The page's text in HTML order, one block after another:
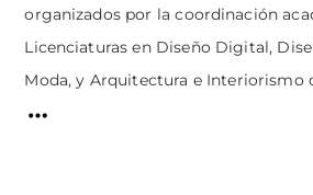
organizados por la coordinación
Licenciaturas en Diseño Digital,
Moda, y Arquitectura e Interiorismo